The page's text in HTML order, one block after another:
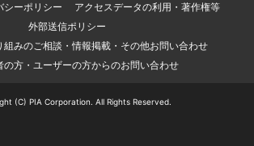
シーポリシー
アクセスデータの利用・著作権等
外部送信ポリシー
組みのご相談・情報掲載・その他お問い合わせ
の方・ユーザーの方からのお問い合わせ
(C) PIA Corporation. All Rights Reserved.